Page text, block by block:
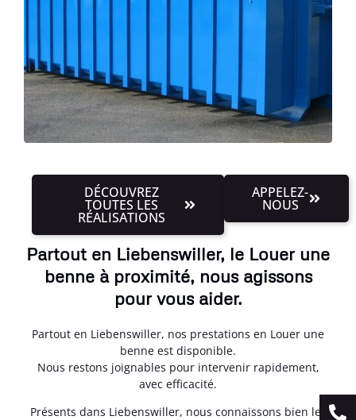
DÉCOUVREZ
TOUTES LES
RÉALISATIONS
APPELEZ-
NOUS
Partout en Liebenswiller, le Louer une
benne à proximité, nous agissons
pour vous aider.
Partout en Liebenswiller, nos prestations en Louer une
benne est disponible.
Nous restons joignables pour intervenir rapidement,
avec efficacité.
Présents dans Liebenswiller, nous connaissons bien les